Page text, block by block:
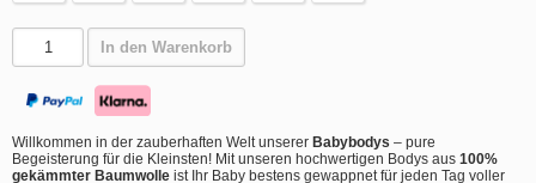
In den Warenkorb
Willkommen in der zauberhaften Welt unserer Babybodys – pure
Begeisterung für die Kleinsten! Mit unseren hochwertigen Bodys aus 100%
gekämmter Baumwolle ist Ihr Baby bestens gewappnet für jeden Tag voller